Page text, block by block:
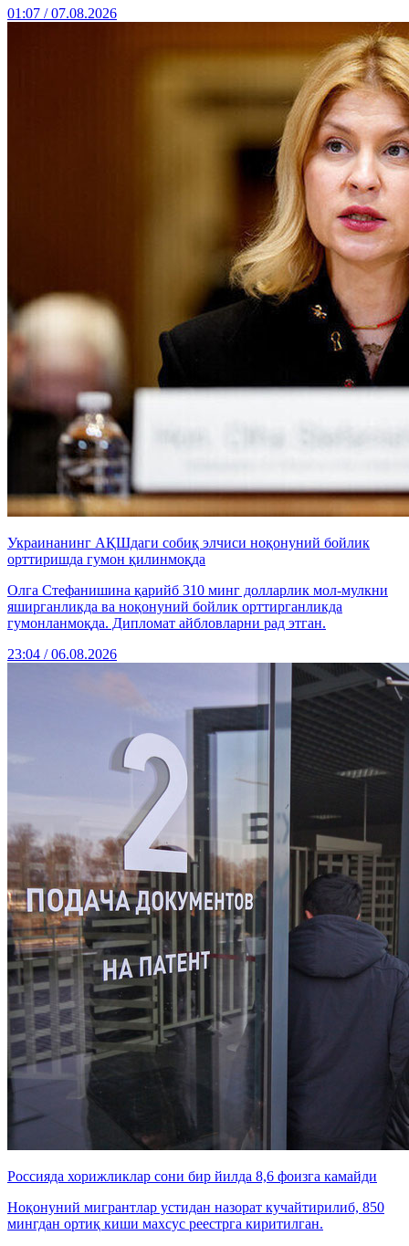
01:07 / 07.08.2026
Украинанинг АҚШдаги собиқ элчиси ноқонуний бойлик
орттиришда гумон қилинмоқда
Олга Стефанишина қарийб 310 минг долларлик мол-мулкни
яширганликда ва ноқонуний бойлик орттирганликда
гумонланмоқда. Дипломат айбловларни рад этган.
23:04 / 06.08.2026
Россияда хорижликлар сони бир йилда 8,6 фоизга камайди
Ноқонуний мигрантлар устидан назорат кучайтирилиб, 850
мингдан ортиқ киши махсус реестрга киритилган.